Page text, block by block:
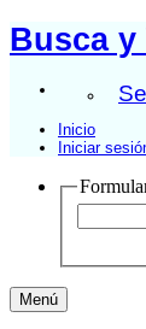
Busca y
Inicio
Iniciar
Menú